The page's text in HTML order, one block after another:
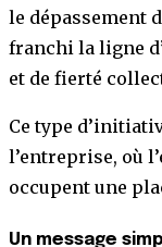
le dépassement
franchi la ligne
et de fierté
Ce type
l’entreprise, où
occupent une
Un message